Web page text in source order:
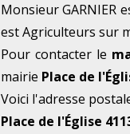
Monsieur GARNIER
est Agriculteurs sur
Pour contacter le
mairie Place de
Voici l'adresse
Place de l'Église